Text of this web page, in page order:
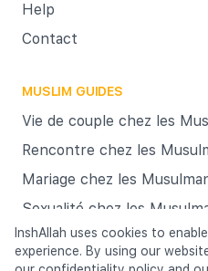
Help
Contact
MUSLIM GUIDES
Vie de couple chez les
Rencontre chez les
Mariage chez les
Sexualité chez les
InshAllah uses cookies to
experience. By using our